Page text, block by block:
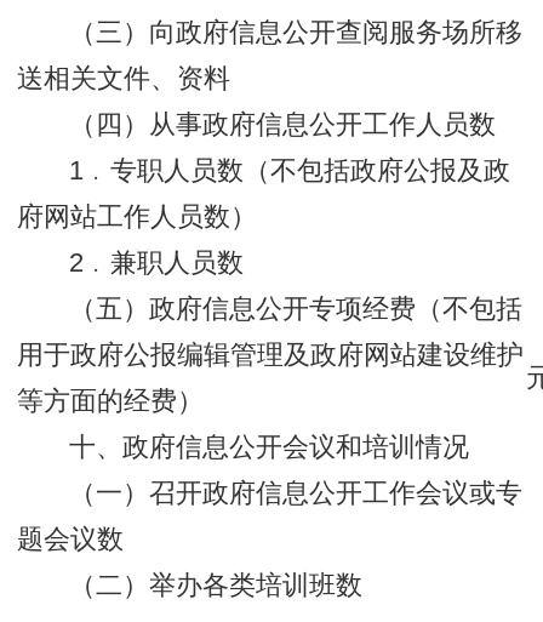
（三）向政府信息公开查阅服务场所移
送相关文件、资料
（四）从事政府信息公开工作人员数
1﹒专职人员数（不包括政府公报及政
府网站工作人员数）
2﹒兼职人员数
（五）政府信息公开专项经费（不包括
用于政府公报编辑管理及政府网站建设维护
等方面的经费）
十、政府信息公开会议和培训情况
（一）召开政府信息公开工作会议或专
题会议数
（二）举办各类培训班数